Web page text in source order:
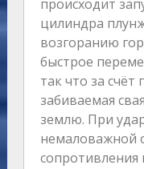
происходит
цилиндра
возгоранию
быстрое
так что за
забиваемая
землю. При
немаловажной
сопротивления